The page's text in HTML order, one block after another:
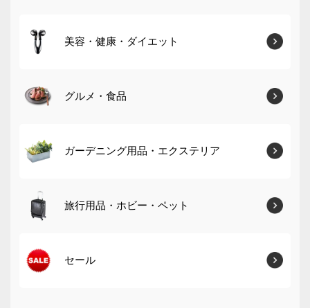
美容・健康・ダイエット
グルメ・食品
ガーデニング用品・エクステリア
旅行用品・ホビー・ペット
セール